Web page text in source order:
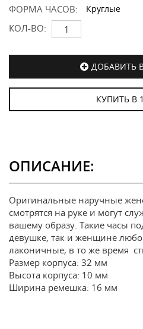
ФОРМА ЧАСОВ: Круглые
КОЛ-ВО:
ДОБАВИТЬ
КУПИТЬ В
ОПИСАНИЕ:
Оригинальные наручные
смотрятся на руке и могут
вашему образу. Такие часы
девушке, так и женщине
лаконичные, в то же время
Размер корпуса: 32 мм
Высота корпуса: 10 мм
Ширина ремешка: 16 мм